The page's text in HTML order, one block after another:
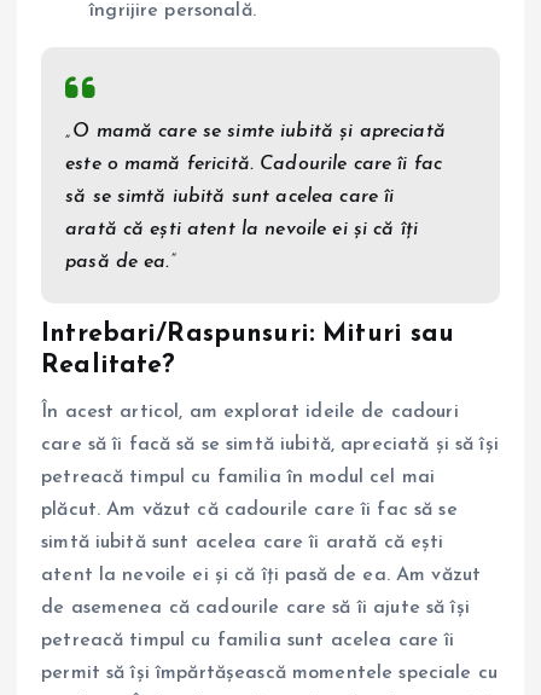
îngrijire personală.
„O mamă care se simte iubită și apreciată
este o mamă fericită. Cadourile care îi fac
să se simtă iubită sunt acelea care îi
arată că ești atent la nevoile ei și că îți
pasă de ea.”
Intrebari/Raspunsuri: Mituri sau
Realitate?
În acest articol, am explorat ideile de cadouri
care să îi facă să se simtă iubită, apreciată și să își
petreacă timpul cu familia în modul cel mai
plăcut. Am văzut că cadourile care îi fac să se
simtă iubită sunt acelea care îi arată că ești
atent la nevoile ei și că îți pasă de ea. Am văzut
de asemenea că cadourile care să îi ajute să își
petreacă timpul cu familia sunt acelea care îi
permit să își împărtășească momentele speciale cu